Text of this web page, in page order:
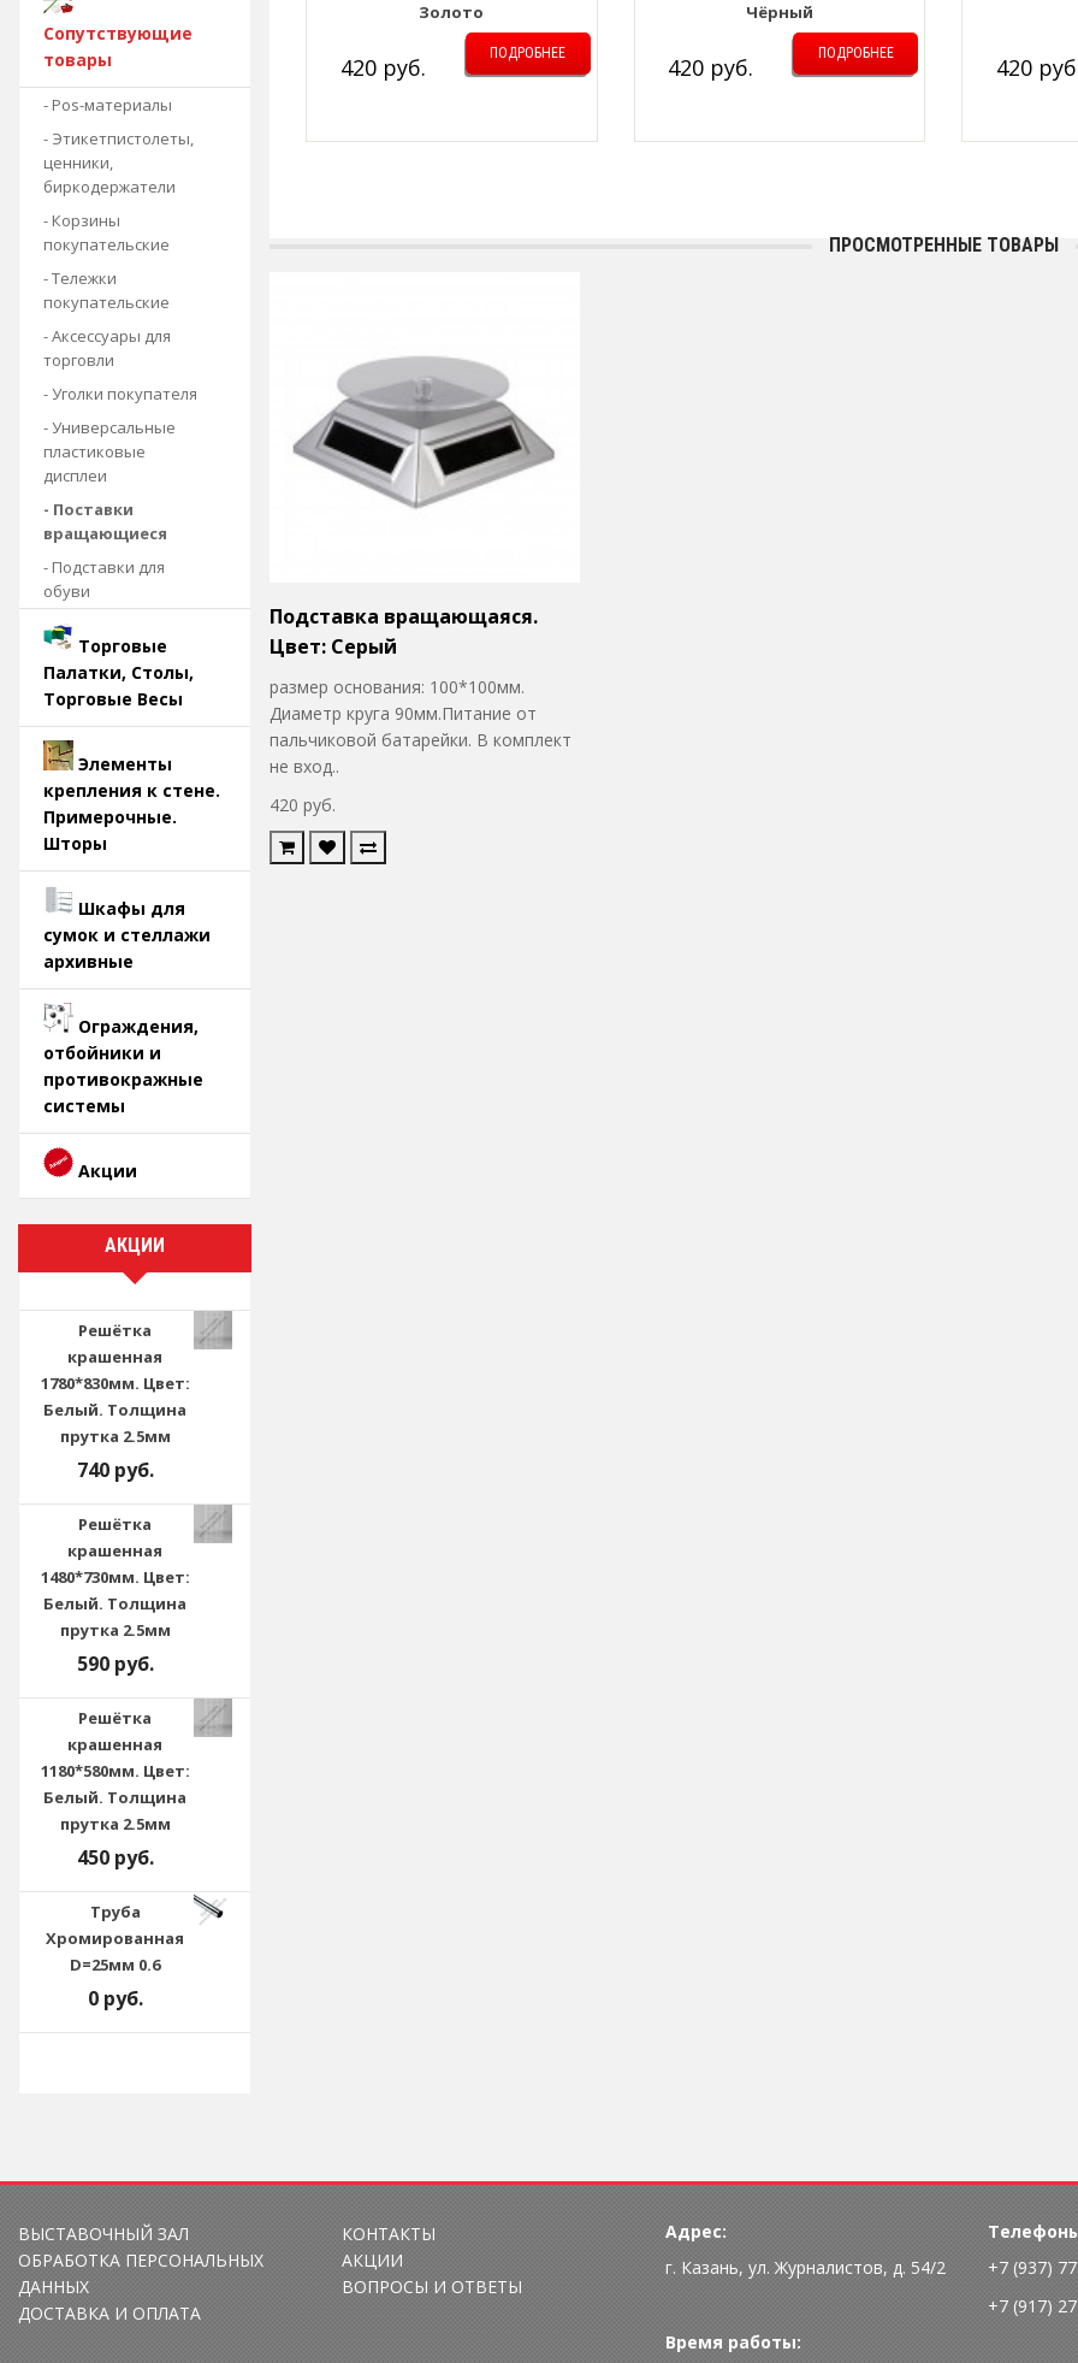
Сопутствующие
товары
- Pos-материалы
- Этикетпистолеты,
ценники,
биркодержатели
- Корзины
покупательские
- Тележки
покупательские
- Аксессуары для
торговли
- Уголки покупателя
- Универсальные
пластиковые
дисплеи
- Поставки
вращающиеся
- Подставки для
обуви
Торговые
Палатки, Столы,
Торговые Весы
Элементы
крепления к стене.
Примерочные.
Шторы
Шкафы для
сумок и стеллажи
архивные
Ограждения,
отбойники и
противокражные
системы
Акции
АКЦИИ
Решётка
крашенная
1780*830мм. Цвет:
Белый. Толщина
прутка 2.5мм
740 руб.
Решётка
крашенная
1480*730мм. Цвет:
Белый. Толщина
прутка 2.5мм
590 руб.
Решётка
крашенная
1180*580мм. Цвет:
Белый. Толщина
прутка 2.5мм
450 руб.
Труба
Хромированная
D=25мм 0.6
0 руб.
Золото
420 руб. ПОДРОБНЕЕ
Чёрный
420 руб. ПОДРОБНЕЕ 420
ПРОСМОТРЕННЫЕ ТОВАРЫ
Подставка вращающаяся.
Цвет: Серый
размер основания: 100*100мм.
Диаметр круга 90мм.Питание от
пальчиковой батарейки. В комплект
не вход..
420 руб.
ВЫСТАВОЧНЫЙ ЗАЛ
ОБРАБОТКА ПЕРСОНАЛЬНЫХ
ДАННЫХ
ДОСТАВКА И ОПЛАТА
КОНТАКТЫ
АКЦИИ
ВОПРОСЫ И ОТВЕТЫ
Адрес:
г. Казань, ул. Журналистов, д. 54/2
Время работы:
+7 (937)
+7 (917)